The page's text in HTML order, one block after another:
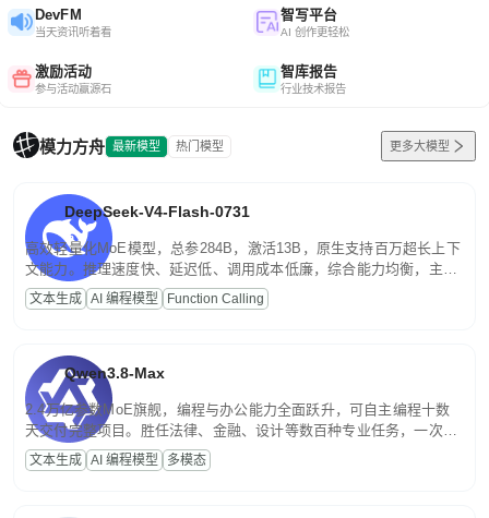
DevFM
当天资讯听着看
智写平台
AI 创作更轻松
激励活动
参与活动赢源石
智库报告
行业技术报告
模力方舟 最新模型 热门模型 更多大模型
DeepSeek-V4-Flash-0731
高效轻量化MoE模型，总参284B，激活13B，原生支持百万超长上下
文能力。推理速度快、延迟低、调用成本低廉，综合能力均衡，主打
高并发、轻量化任务，适合日常对话、内容创作、基础 RAG、批量
文案处理等普惠刚需场景。
文本生成 AI 编程模型 Function Calling
Qwen3.8-Max
2.4万亿参数MoE旗舰，编程与办公能力全面跃升，可自主编程十数
天交付完整项目。胜任法律、金融、设计等数百种专业任务，一次对
话端到端交付生产级成果。原生视觉理解贯穿规划、执行与验证全流
程，支持超长文档与长视频的深度语义解析。长程任务中自主规划与
文本生成 AI 编程模型 多模态